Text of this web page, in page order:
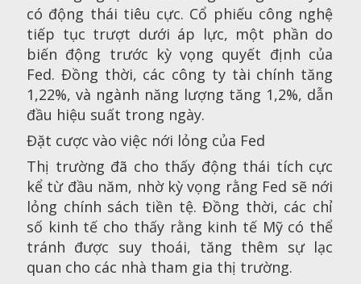
có động thái tiêu cực. Cổ phiếu công nghệ
tiếp tục trượt dưới áp lực, một phần do
biến động trước kỳ vọng quyết định của
Fed. Đồng thời, các công ty tài chính tăng
1,22%, và ngành năng lượng tăng 1,2%, dẫn
đầu hiệu suất trong ngày.
Đặt cược vào việc nới lỏng của Fed
Thị trường đã cho thấy động thái tích cực
kể từ đầu năm, nhờ kỳ vọng rằng Fed sẽ nới
lỏng chính sách tiền tệ. Đồng thời, các chỉ
số kinh tế cho thấy rằng kinh tế Mỹ có thể
tránh được suy thoái, tăng thêm sự lạc
quan cho các nhà tham gia thị trường.